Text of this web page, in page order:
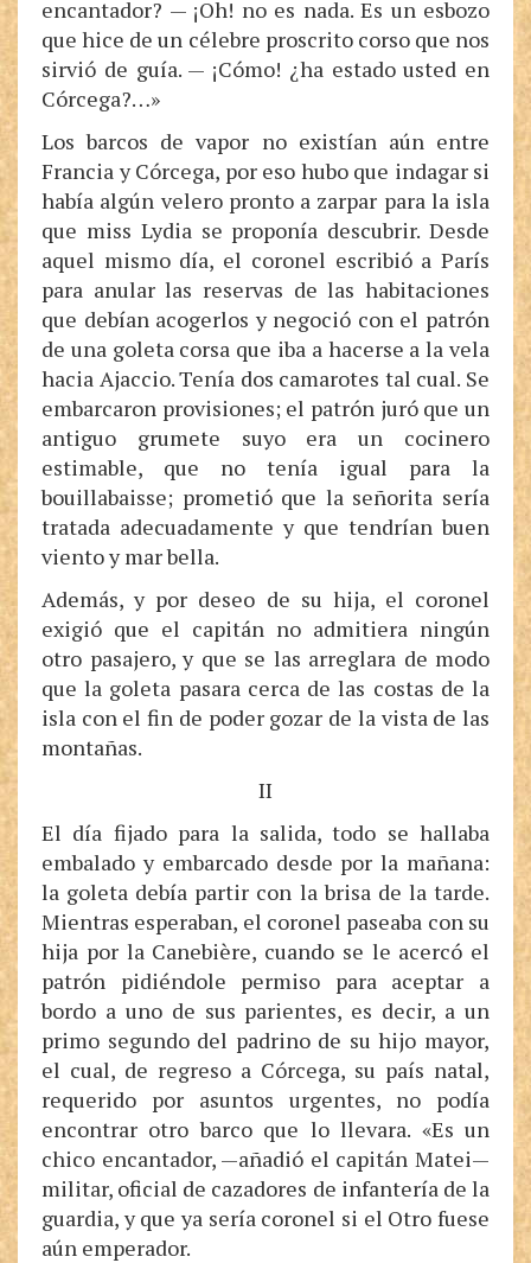
encantador? — ¡Oh! no es nada. Es un esbozo
que hice de un célebre proscrito corso que nos
sirvió de guía. — ¡Cómo! ¿ha estado usted en
Córcega?…»
Los barcos de vapor no existían aún entre
Francia y Córcega, por eso hubo que indagar si
había algún velero pronto a zarpar para la isla
que miss Lydia se proponía descubrir. Desde
aquel mismo día, el coronel escribió a París
para anular las reservas de las habitaciones
que debían acogerlos y negoció con el patrón
de una goleta corsa que iba a hacerse a la vela
hacia Ajaccio. Tenía dos camarotes tal cual. Se
embarcaron provisiones; el patrón juró que un
antiguo grumete suyo era un cocinero
estimable, que no tenía igual para la
bouillabaisse; prometió que la señorita sería
tratada adecuadamente y que tendrían buen
viento y mar bella.
Además, y por deseo de su hija, el coronel
exigió que el capitán no admitiera ningún
otro pasajero, y que se las arreglara de modo
que la goleta pasara cerca de las costas de la
isla con el fin de poder gozar de la vista de las
montañas.
II
El día fijado para la salida, todo se hallaba
embalado y embarcado desde por la mañana:
la goleta debía partir con la brisa de la tarde.
Mientras esperaban, el coronel paseaba con su
hija por la Canebière, cuando se le acercó el
patrón pidiéndole permiso para aceptar a
bordo a uno de sus parientes, es decir, a un
primo segundo del padrino de su hijo mayor,
el cual, de regreso a Córcega, su país natal,
requerido por asuntos urgentes, no podía
encontrar otro barco que lo llevara. «Es un
chico encantador, —añadió el capitán Matei—
militar, oficial de cazadores de infantería de la
guardia, y que ya sería coronel si el Otro fuese
aún emperador.